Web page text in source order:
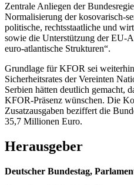
Zentrale Anliegen der
Normalisierung der kosovarisch-
politische, rechtsstaatliche und
sowie die Unterstützung der EU-
euro-atlantische Strukturen“.
Grundlage für KFOR sei
Sicherheitsrates der Vereinten
Serbien hätten deutlich gemacht,
KFOR-Präsenz wünschen. Die
Zusatzausgaben beziffert die
35,7 Millionen Euro.
Herausgeber
Deutscher Bundestag,